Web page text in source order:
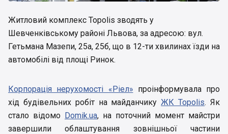
Житловий комплекс Topolis зводять у
Шевченківському районі Львова, за адресою: вул.
Гетьмана Мазепи, 25а, 25б, що в 12-ти хвилинах їзди на
автомобілі від площі Ринок.
Корпорація нерухомості «Ріел» проінформувала про
хід будівельних робіт на майданчикуЖК Topolis. Як
стало відомо Domik.ua, на поточний момент майстри
завершили облаштування зовнішньої частини